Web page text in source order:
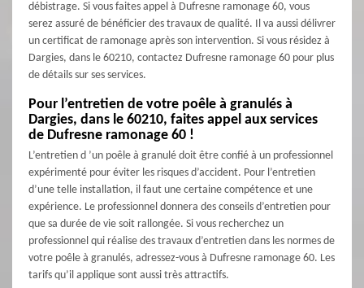
débistrage. Si vous faites appel à Dufresne ramonage 60, vous
serez assuré de bénéficier des travaux de qualité. Il va aussi délivrer
un certificat de ramonage après son intervention. Si vous résidez à
Dargies, dans le 60210, contactez Dufresne ramonage 60 pour plus
de détails sur ses services.
Pour l’entretien de votre poêle à granulés à
Dargies, dans le 60210, faites appel aux services
de Dufresne ramonage 60 !
L’entretien d ’un poêle à granulé doit être confié à un professionnel
expérimenté pour éviter les risques d’accident. Pour l’entretien
d’une telle installation, il faut une certaine compétence et une
expérience. Le professionnel donnera des conseils d’entretien pour
que sa durée de vie soit rallongée. Si vous recherchez un
professionnel qui réalise des travaux d’entretien dans les normes de
votre poêle à granulés, adressez-vous à Dufresne ramonage 60. Les
tarifs qu’il applique sont aussi très attractifs.